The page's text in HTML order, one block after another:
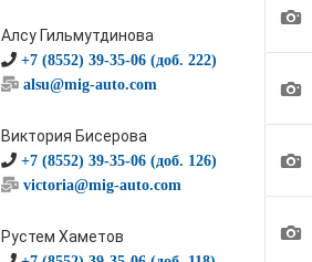
Алсу Гильмутдинова
+7 (8552) 39-35-06 (доб. 222)
alsu@mig-auto.com
Виктория Бисерова
+7 (8552) 39-35-06 (доб. 126)
victoria@mig-auto.com
Рустем Хаметов
1
1
1
1